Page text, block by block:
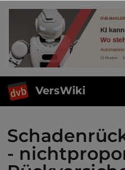
VersWiki
-